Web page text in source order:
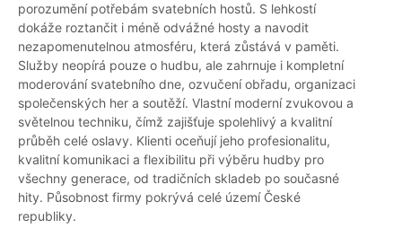
porozumění potřebám svatebních hostů. S lehkostí
dokáže roztančit i méně odvážné hosty a navodit
nezapomenutelnou atmosféru, která zůstává v paměti.
Služby neopírá pouze o hudbu, ale zahrnuje i kompletní
moderování svatebního dne, ozvučení obřadu, organizaci
společenských her a soutěží. Vlastní moderní zvukovou a
světelnou techniku, čímž zajišťuje spolehlivý a kvalitní
průběh celé oslavy. Klienti oceňují jeho profesionalitu,
kvalitní komunikaci a flexibilitu při výběru hudby pro
všechny generace, od tradičních skladeb po současné
hity. Působnost firmy pokrývá celé území České
republiky.